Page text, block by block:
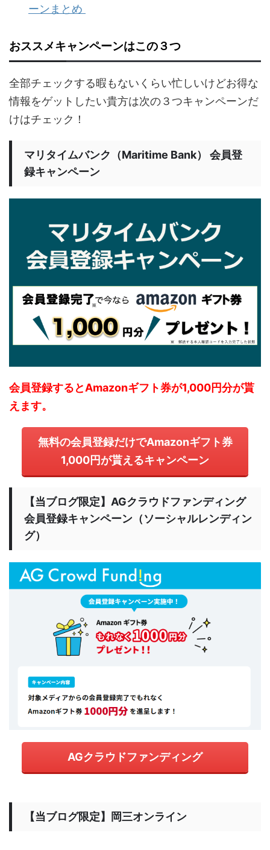
ーンまとめ
おススメキャンペーンはこの３つ
全部チェックする暇もないくらい忙しいけどお得な
情報をゲットしたい貴方は次の３つキャンペーンだ
けはチェック！
マリタイムバンク（Maritime Bank） 会員登
録キャンペーン
会員登録するとAmazonギフト券が1,000円分が貰
えます。
無料の会員登録だけでAmazonギフト券
1,000円が貰えるキャンペーン
【当ブログ限定】AGクラウドファンディング
会員登録キャンペーン（ソーシャルレンディン
グ）
AGクラウドファンディング
【当ブログ限定】岡三オンライン